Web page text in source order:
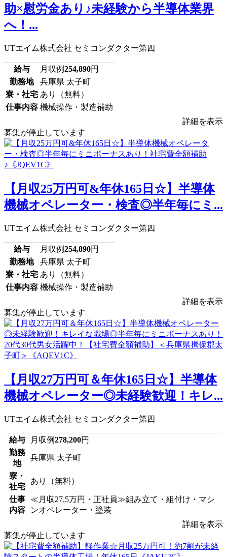
助×慰労金あり♪未経験から半導体業界
へ！...
UTエイム株式会社 セミコンダクター第四
給与 月収例254,890円
勤務地
兵庫県 太子町
寮・社宅 あり（無料）
仕事内容 機械操作・製造補助
詳細を表示
募集が停止しています
【月収25万円可&年休165日☆】半導体
機械オペレーター・検査◎半年毎にミ...
UTエイム株式会社 セミコンダクター第四
給与 月収例254,890円
勤務地
兵庫県 太子町
寮・社宅 あり（無料）
仕事内容 機械操作・製造補助
詳細を表示
募集が停止しています
【月収27万円可＆年休165日☆】半導体
機械オペレーター◎未経験歓迎！キレ...
UTエイム株式会社 セミコンダクター第四
給与 月収例278,200円
勤務
地
兵庫県 太子町
寮・
社宅
あり（無料）
仕事
内容
≪月収27.5万円・正社員≫組み立て・組付け・マシ
ンオペレーター・塗装
詳細を表示
募集が停止しています